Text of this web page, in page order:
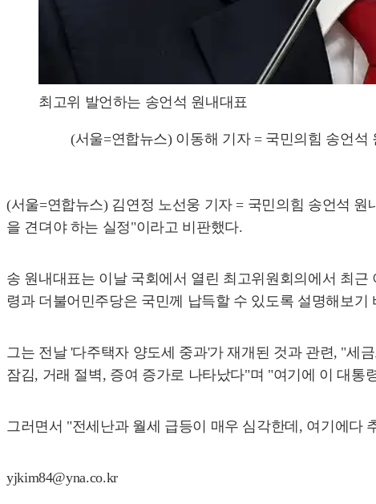
최고위 발언하는 송언석 원내대표
(서울=연합뉴스) 이동해 기자 = 국민의힘 송언석
(서울=연합뉴스) 김연정 노선웅 기자 = 국민의힘 송언석
을 견뎌야 하는 실정"이라고 비판했다.
송 원내대표는 이날 국회에서 열린 최고위원회의에서 최
령과 더불어민주당은 국민께 납득할 수 있도록 설명해보기
그는 전날 '다주택자 양도세 중과'가 재개된 것과 관련, "세
잠김, 거래 절벽, 증여 증가로 나타났다"며 "여기에 이 대통
그러면서 "전세난과 월세 급등이 매우 심각한데, 여기에다
yjkim84@yna.co.kr